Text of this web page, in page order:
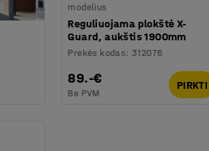
modelius
Reguliuojama plokštė X-
Guard, aukštis 1900mm
Prekės kodas:312076
89.-€
Be PVM
PIRKTI